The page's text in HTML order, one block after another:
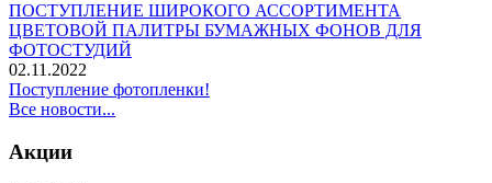
ПОСТУПЛЕНИЕ ШИРОКОГО АССОРТИМЕНТА
ЦВЕТОВОЙ ПАЛИТРЫ БУМАЖНЫХ ФОНОВ ДЛЯ
ФОТОСТУДИЙ
02.11.2022
Поступление фотопленки!
Все новости...
Акции